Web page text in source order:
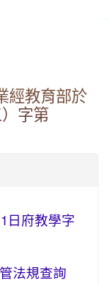
經教育部於
字第
日府教學字
法規查詢